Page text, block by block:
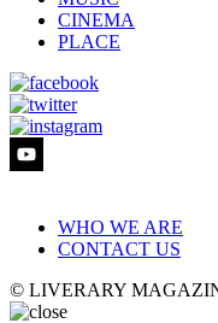
CINEMA
PLACE
WHO WE ARE
CONTACT US
© LIVERARY